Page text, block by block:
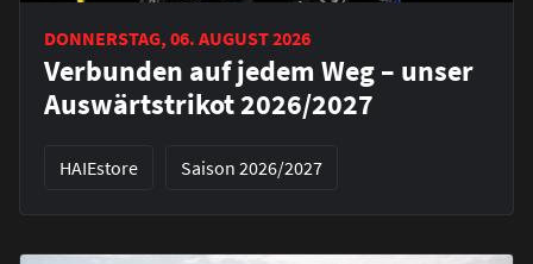
DONNERSTAG, 06. AUGUST 2026
Verbunden auf jedem Weg – unser
Auswärtstrikot 2026/2027
HAIEstore Saison 2026/2027